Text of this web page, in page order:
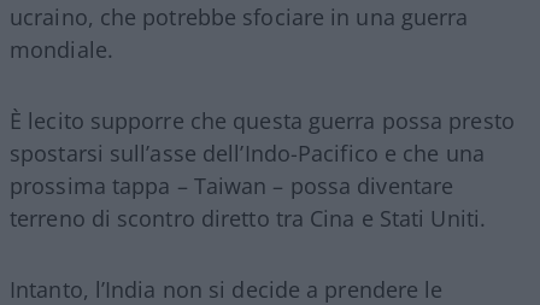
ucraino, che potrebbe sfociare in una guerra
mondiale.
È lecito supporre che questa guerra possa presto
spostarsi sull’asse dell’Indo-Pacifico e che una
prossima tappa – Taiwan – possa diventare
terreno di scontro diretto tra Cina e Stati Uniti.
Intanto, l’India non si decide a prendere le